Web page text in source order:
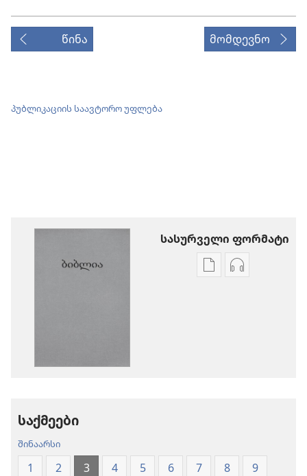
წინა მომდევნო
პუბლიკაციის საავტორო უფლება
სასურველი ფორმატი
პუბლიკაციების
საქმეები
შინაარსი
1 2 3 4 5 6 7 8
9